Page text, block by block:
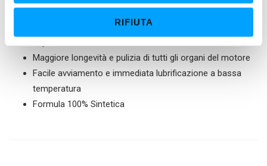
RIFIUTA
PROPRIETÀ
Massimizza le prestazioni del motore, migliora il
Maggiore longevità e pulizia di tutti gli organi del motore
Facile avviamento e immediata lubrificazione a bassa
temperatura
Formula 100% Sintetica